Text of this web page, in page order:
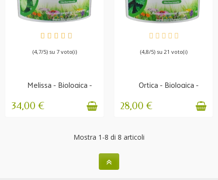
DISPONIBILE
(4,7/5) su 7 voto(i)
Melissa - Biologica -
Stress e digestione...
34,00 €
DISPONIBILE
(4,8/5) su 21 voto(i)
Ortica - Biologica -
Pelle, locomozione,...
28,00 €
Mostra 1-8 di 8 articoli